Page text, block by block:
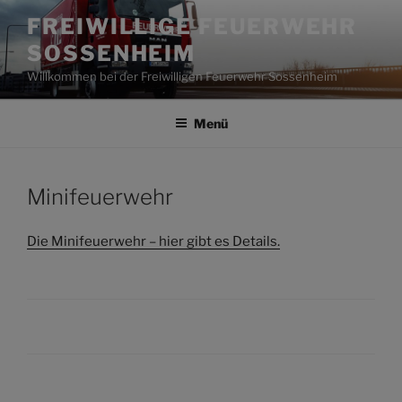
Zum
Inhalt
springen
FREIWILLIGE FEUERWEHR
SOSSENHEIM
Willkommen bei der Freiwilligen Feuerwehr Sossenheim
Menü
Minifeuerwehr
Die Minifeuerwehr – hier gibt es Details.